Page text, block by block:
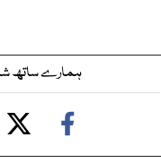
ہمارے ساتھ